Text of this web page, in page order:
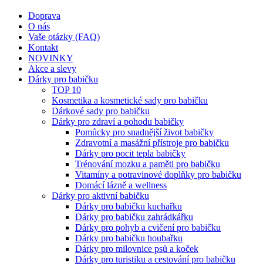
Doprava
O nás
Vaše otázky (FAQ)
Kontakt
NOVINKY
Akce a slevy
Dárky pro babičku
TOP 10
Kosmetika a kosmetické sady pro babičku
Dárkové sady pro babičku
Dárky pro zdraví a pohodu babičky
Pomůcky pro snadnější život babičky
Zdravotní a masážní přístroje pro babičku
Dárky pro pocit tepla babičky
Trénování mozku a paměti pro babičku
Vitamíny a potravinové doplňky pro babičku
Domácí lázně a wellness
Dárky pro aktivní babičku
Dárky pro babičku kuchařku
Dárky pro babičku zahrádkářku
Dárky pro pohyb a cvičení pro babičku
Dárky pro babičku houbařku
Dárky pro milovnice psů a koček
Dárky pro turistiku a cestování pro babičku